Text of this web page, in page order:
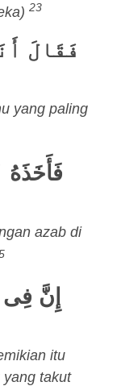
23
فَقَالَ
yang paling
فَأَخَذَهُ
azab di
إِنَّ
itu
takut